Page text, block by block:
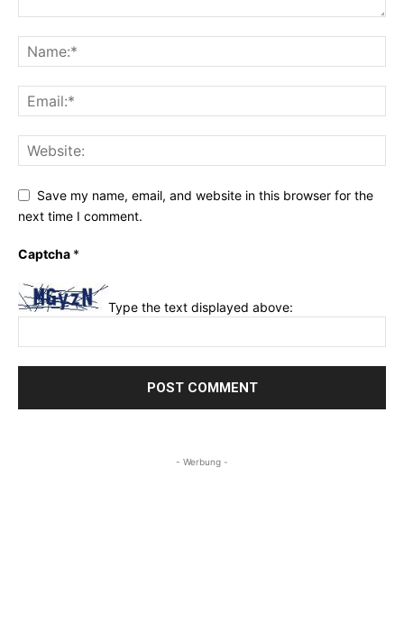
Save my name, email, and website in this browser for the
next time I comment.
Captcha *
Type the text displayed above:
- Werbung -